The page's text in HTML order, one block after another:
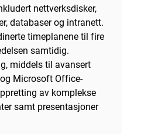
nettverksdisker,
databaser og intranett.
timeplanene til fire
samtidig.
middels til avansert
Microsoft Office-
av komplekse
samt presentasjoner